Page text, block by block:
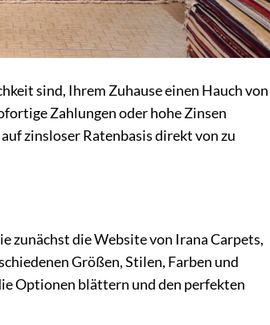
sind, Ihrem Zuhause einen Hauch von
Zahlungen oder hohe Zinsen
zinsloser Ratenbasis direkt von zu
zunächst die Website von Irana Carpets,
Größen, Stilen, Farben und
Optionen blättern und den perfekten